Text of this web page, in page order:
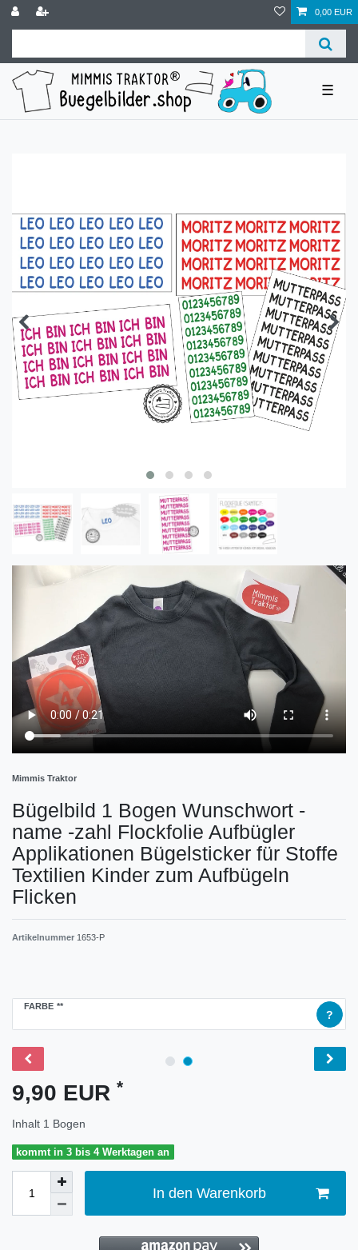
0,00 EUR
☰
Mimmis Traktor
Bügelbild 1 Bogen Wunschwort -
name -zahl Flockfolie Aufbügler
Applikationen Bügelsticker für Stoffe
Textilien Kinder zum Aufbügeln
Flicken
Artikelnummer 1653-P
FARBE **
?
9,90 EUR *
Inhalt 1 Bogen
kommt in 3 bis 4 Werktagen an
In den Warenkorb